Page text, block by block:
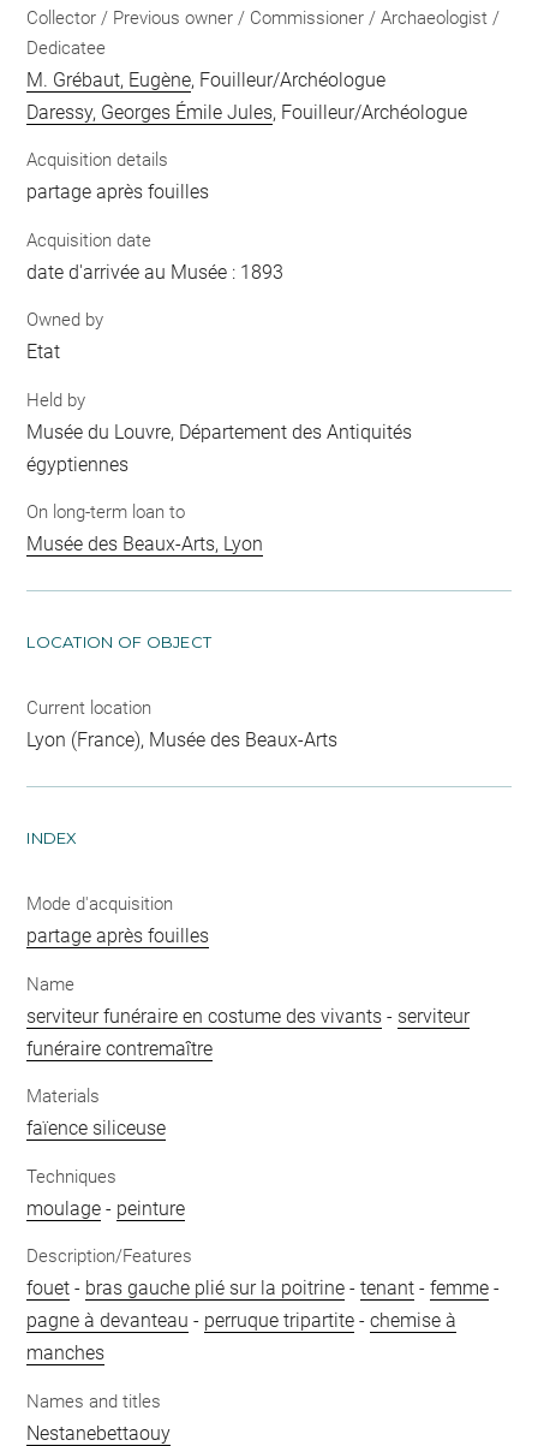
Collector / Previous owner / Commissioner / Archaeologist /
Dedicatee
M. Grébaut, Eugène, Fouilleur/Archéologue
Daressy, Georges Émile Jules, Fouilleur/Archéologue
Acquisition details
partage après fouilles
Acquisition date
date d'arrivée au Musée : 1893
Owned by
Etat
Held by
Musée du Louvre, Département des Antiquités
égyptiennes
On long-term loan to
Musée des Beaux-Arts, Lyon
LOCATION OF OBJECT
Current location
Lyon (France), Musée des Beaux-Arts
INDEX
Mode d'acquisition
partage après fouilles
Name
serviteur funéraire en costume des vivants - serviteur
funéraire contremaître
Materials
faïence siliceuse
Techniques
moulage - peinture
Description/Features
fouet - bras gauche plié sur la poitrine -tenant -femme -
pagne à devanteau - perruque tripartite -chemise à
manches
Names and titles
Nestanebettaouy